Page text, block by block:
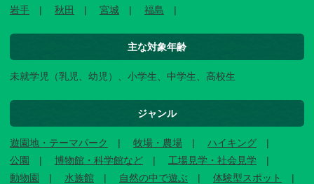
岩手
秋田 宮城 福島
主な対象年齢
未就学児（乳児、幼児）、小学生、中学生、高校生
ジャンル
遊園地・テーマパーク 牧場・農場
ハイキング
公園
博物館・科学館など
工場見学・社会見学
動物園
水族館 自然の中で遊ぶ
体験型スポット